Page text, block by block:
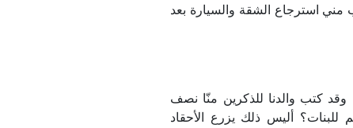
استرجاع الشقة والسيارة بعد
وقد كتب والدنا للذكرين منّا نصف
للبنات؟ أليس ذلك يزرع الأحقاد